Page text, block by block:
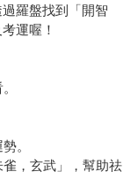
羅盤找到「開智
運喔！
。
，玄武」，幫助祛